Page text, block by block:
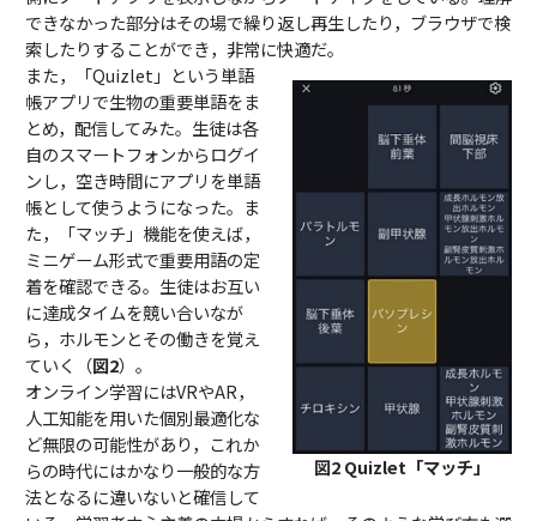
できなかった部分はその場で繰り返し再生したり，ブラウザで検
索したりすることができ，非常に快適だ。
図2 Quizlet「マッチ」
また，「Quizlet」という単語
帳アプリで生物の重要単語をま
とめ，配信してみた。生徒は各
自のスマートフォンからログイ
ンし，空き時間にアプリを単語
帳として使うようになった。ま
た，「マッチ」機能を使えば，
ミニゲーム形式で重要用語の定
着を確認できる。生徒はお互い
に達成タイムを競い合いなが
ら，ホルモンとその働きを覚え
ていく（図2）。
オンライン学習にはVRやAR，
人工知能を用いた個別最適化な
ど無限の可能性があり，これか
らの時代にはかなり一般的な方
法となるに違いないと確信して